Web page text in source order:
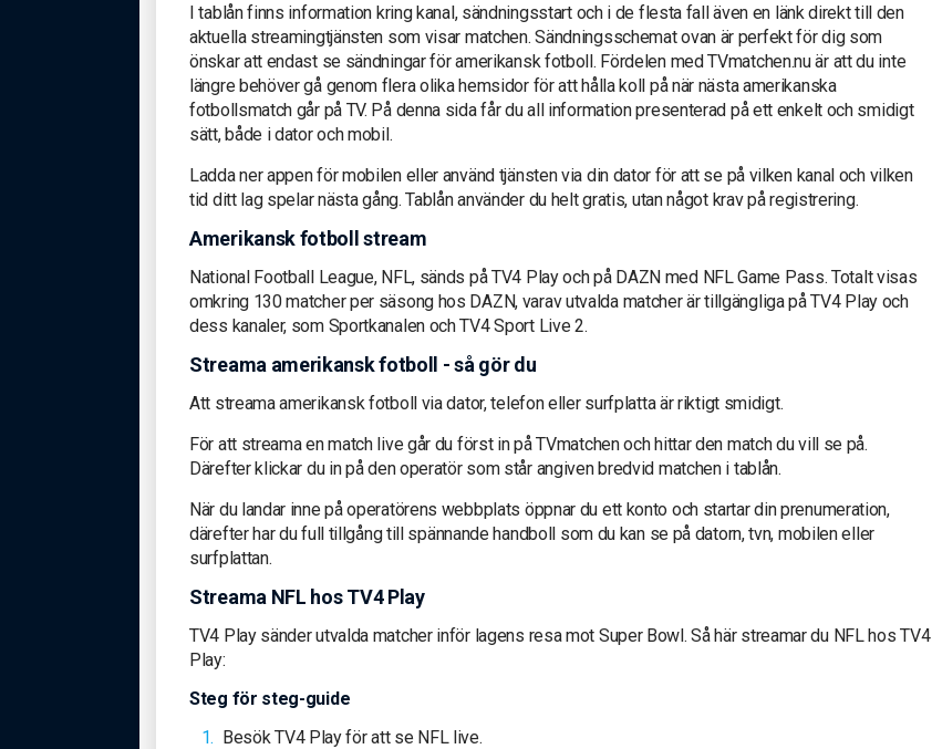
I tablån finns information kring kanal, sändningsstart och i de flesta fall även en länk direkt till den
aktuella streamingtjänsten som visar matchen. Sändningsschemat ovan är perfekt för dig som
önskar att endast se sändningar för amerikansk fotboll. Fördelen med TVmatchen.nu är att du inte
längre behöver gå genom flera olika hemsidor för att hålla koll på när nästa amerikanska
fotbollsmatch går på TV. På denna sida får du all information presenterad på ett enkelt och smidigt
sätt, både i dator och mobil.
Ladda ner appen för mobilen eller använd tjänsten via din dator för att se på vilken kanal och vilken
tid ditt lag spelar nästa gång. Tablån använder du helt gratis, utan något krav på registrering.
Amerikansk fotboll stream
National Football League, NFL, sänds på TV4 Play och på DAZN med NFL Game Pass. Totalt visas
omkring 130 matcher per säsong hos DAZN, varav utvalda matcher är tillgängliga på TV4 Play och
dess kanaler, som Sportkanalen och TV4 Sport Live 2.
Streama amerikansk fotboll - så gör du
Att streama amerikansk fotboll via dator, telefon eller surfplatta är riktigt smidigt.
För att streama en match live går du först in på TVmatchen och hittar den match du vill se på.
Därefter klickar du in på den operatör som står angiven bredvid matchen i tablån.
När du landar inne på operatörens webbplats öppnar du ett konto och startar din prenumeration,
därefter har du full tillgång till spännande handboll som du kan se på datorn, tvn, mobilen eller
surfplattan.
Streama NFL hos TV4 Play
TV4 Play sänder utvalda matcher inför lagens resa mot Super Bowl. Så här streamar du NFL hos TV4
Play:
Steg för steg-guide
Besök TV4 Play för att se NFL live.